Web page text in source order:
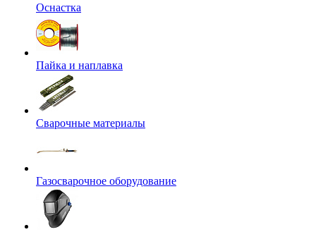
Оснастка
Пайка и наплавка
Сварочные материалы
Газосварочное оборудование